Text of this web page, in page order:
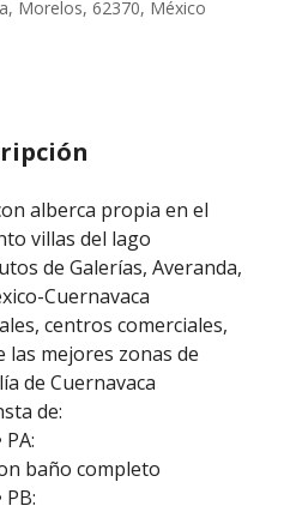
Morelos, 62370, México
alberca propia en el
villas del lago
de Galerías, Averanda,
Cuernavaca
centros comerciales,
las mejores zonas de
de Cuernavaca
de:
PA:
baño completo
PB: